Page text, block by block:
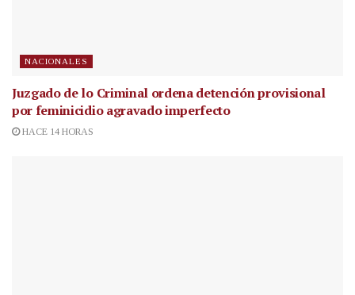
NACIONALES
Juzgado de lo Criminal ordena detención provisional
por feminicidio agravado imperfecto
HACE 14 HORAS